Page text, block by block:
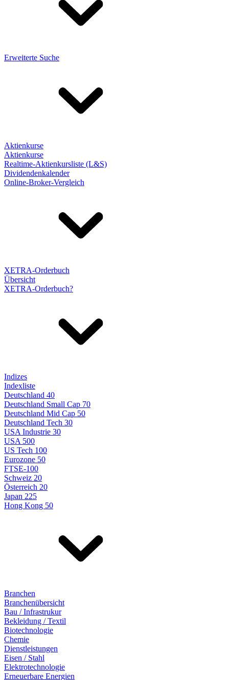
Erweiterte Suche
Aktienkurse
Aktienkurse
Realtime-Aktienkursliste (L&S)
Dividendenkalender
Online-Broker-Vergleich
XETRA-Orderbuch
Übersicht
XETRA-Orderbuch?
Indizes
Indexliste
Deutschland 40
Deutschland Small Cap 70
Deutschland Mid Cap 50
Deutschland Tech 30
USA Industrie 30
USA 500
US Tech 100
Eurozone 50
FTSE-100
Schweiz 20
Österreich 20
Japan 225
Hong Kong 50
Branchen
Branchenübersicht
Bau / Infrastrukur
Bekleidung / Textil
Biotechnologie
Chemie
Dienstleistungen
Eisen / Stahl
Elektrotechnologie
Erneuerbare Energien